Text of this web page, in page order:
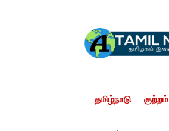
தமிழ்நாடு குற்றம்